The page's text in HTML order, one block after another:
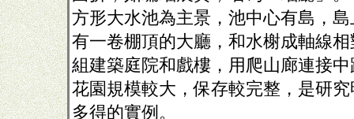
方形大水池為主景，池中心有島，
有一卷棚頂的大廳，和水榭成軸線
組建築庭院和戲樓，用爬山廊連接
花園規模較大，保存較完整，是研
多得的實例。